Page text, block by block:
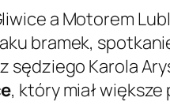
a Motorem
bramek,
Karola
, który miał